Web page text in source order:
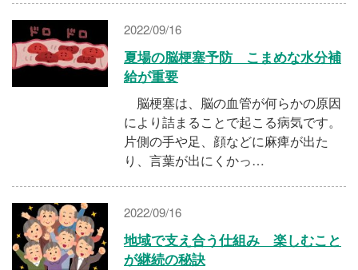
2022/09/16
夏場の脳梗塞予防 こまめな水分補
給が重要
脳梗塞は、脳の血管が何らかの原因
により詰まることで起こる病気です。
片側の手や足、顔などに麻痺が出た
り、言葉が出にくかっ…
2022/09/16
地域で支え合う仕組み 楽しむこと
が継続の秘訣